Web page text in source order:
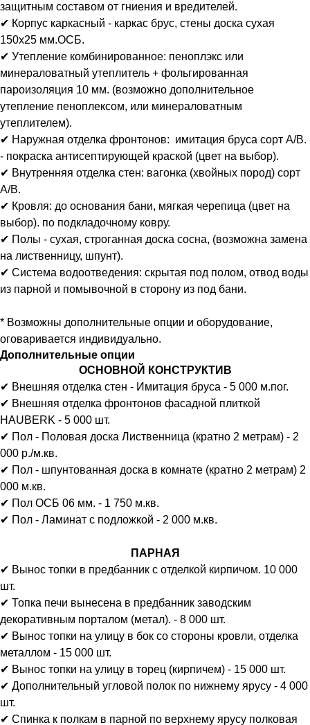
защитным составом от гниения и вредителей.
✔ Корпус каркасный - каркас брус, стены доска сухая
150х25 мм.ОСБ.
✔ Утепление комбинированное: пеноплэкс или
минераловатный утеплитель + фольгированная
пароизоляция 10 мм. (возможно дополнительное
утепление пеноплексом, или минераловатным
утеплителем).
✔ Наружная отделка фронтонов: имитация бруса сорт А/В.
- покраска антисептирующей краской (цвет на выбор).
✔ Внутренняя отделка стен: вагонка (хвойных пород) сорт
А/В.
✔ Кровля: до основания бани, мягкая черепица (цвет на
выбор). по подкладочному ковру.
✔ Полы - сухая, строганная доска сосна, (возможна замена
на лиственницу, шпунт).
✔ Система водоотведения: скрытая под полом, отвод воды
из парной и помывочной в сторону из под бани.
* Возможны дополнительные опции и оборудование,
оговаривается индивидуально.
Дополнительные опции
ОСНОВНОЙ КОНСТРУКТИВ
✔ Внешняя отделка стен - Имитация бруса - 5 000 м.пог.
✔ Внешняя отделка фронтонов фасадной плиткой
HAUBERK - 5 000 шт.
✔ Пол - Половая доска Лиственница (кратно 2 метрам) - 2
000 р./м.кв.
✔ Пол - шпунтованная доска в комнате (кратно 2 метрам) 2
000 м.кв.
✔ Пол ОСБ 06 мм. - 1 750 м.кв.
✔ Пол - Ламинат с подложкой - 2 000 м.кв.
ПАРНАЯ
✔ Вынос топки в предбанник с отделкой кирпичом. 10 000
шт.
✔ Топка печи вынесена в предбанник заводским
декоративным порталом (метал). - 8 000 шт.
✔ Вынос топки на улицу в бок со стороны кровли, отделка
металлом - 15 000 шт.
✔ Вынос топки на улицу в торец (кирпичем) - 15 000 шт.
✔ Дополнительный угловой полок по нижнему ярусу - 4 000
шт.
✔ Спинка к полкам в парной по верхнему ярусу полковая